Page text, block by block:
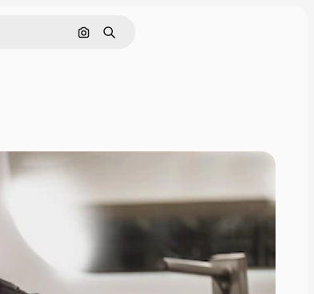
Cerca per immagine
Ricerca